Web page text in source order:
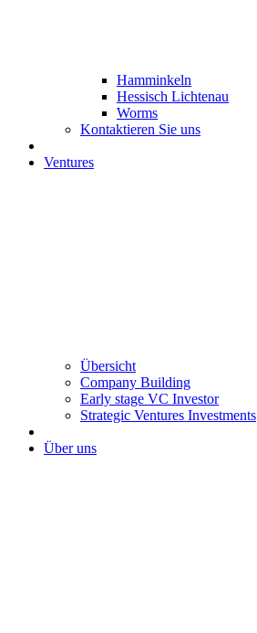
Hamminkeln
Hessisch Lichtenau
Worms
Kontaktieren Sie uns
Ventures
Übersicht
Company Building
Early stage VC Investor
Strategic Ventures Investments
Über uns